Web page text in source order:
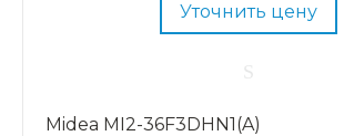
Уточнить цену
Midea MI2-36F3DHN1(A)